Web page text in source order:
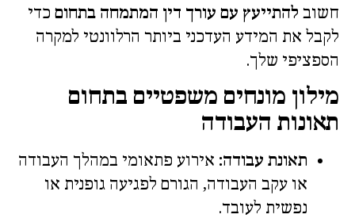
חשוב להתייעץ עם עורך דין המתמחה בתחום כדי
לקבל את המידע העדכני ביותר הרלוונטי למקרה
הספציפי שלך.
מילון מונחים משפטיים בתחום
תאונות העבודה
תאונת עבודה: אירוע פתאומי במהלך העבודה
או עקב העבודה, הגורם לפגיעה גופנית או
נפשית לעובד.